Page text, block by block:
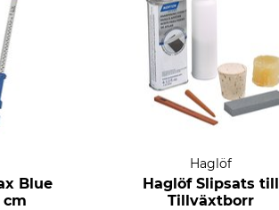
Blue
cm
Haglöf
Haglöf Slipsats till
Tillväxtborr